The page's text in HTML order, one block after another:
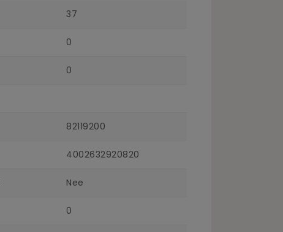
37
0
0
82119200
4002632920820
Nee
0